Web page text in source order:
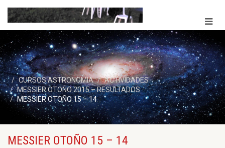
CURSOS ASTRONOMIA
ACTIVIDADES
MESSIER OTOÑO 2015 – RESULTADOS
MESSIER OTOÑO 15 – 14
MESSIER OTOÑO 15 – 14